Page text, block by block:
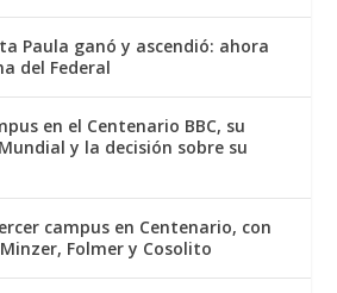
Paula ganó y ascendió: ahora
del Federal
en el Centenario BBC, su
y la decisión sobre su
campus en Centenario, con
Folmer y Cosolito